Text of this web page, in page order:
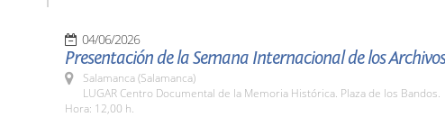
04/06/2026
Presentación de la Semana Internacional de los
Salamanca (Salamanca)
LUGAR Centro Documental de la Memoria Histórica. Plaza de los Bandos.
Hora: 12,00 h.